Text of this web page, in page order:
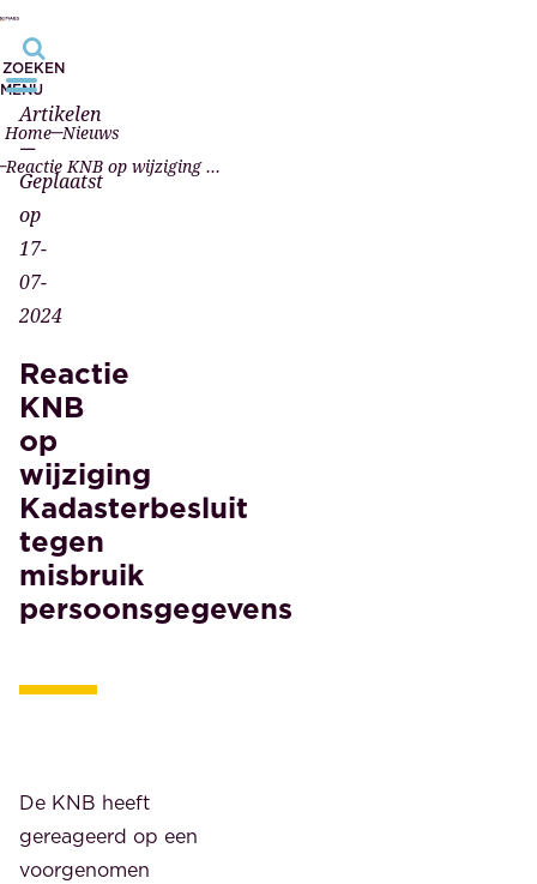
ZOEKEN
MENU
Home Nieuws
Reactie KNB op wijziging Kadasterbesluit tegen misbruik persoonsgegevens
Artikelen
—
Geplaatst
op
17-
07-
2024
Reactie
KNB
op
wijziging
Kadasterbesluit
tegen
misbruik
persoonsgegevens
De KNB heeft
gereageerd op een
voorgenomen